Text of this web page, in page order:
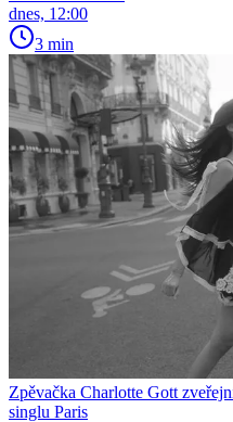
dnes, 12:00
3 min
Zpěvačka Charlotte Gott
singlu Paris